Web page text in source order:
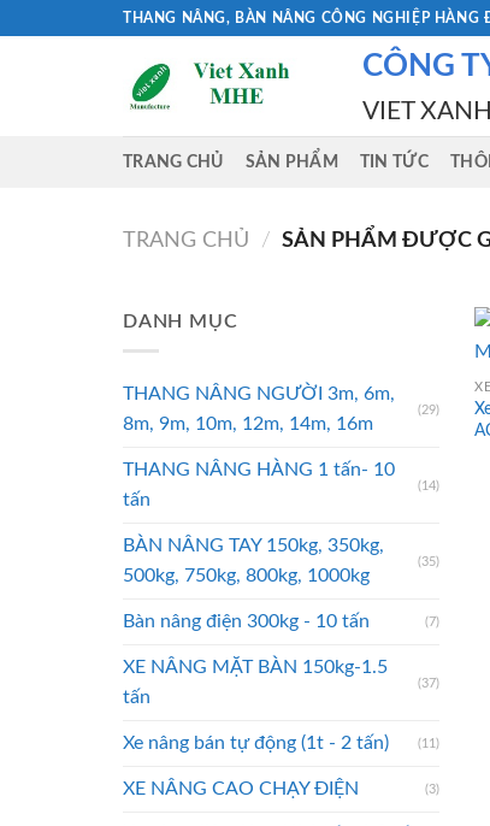
THANG NÂNG, BÀN NÂNG CÔNG NGHIỆP HÀNG
CÔNG
VIET
TRANG CHỦ SẢN PHẨM TIN TỨC
TRANG CHỦ / SẢN PHẨM ĐƯỢC
DANH MỤC
THANG NÂNG NGƯỜI 3m, 6m,
8m, 9m, 10m, 12m, 14m, 16m
(29)
THANG NÂNG HÀNG 1 tấn- 10
tấn
(14)
BÀN NÂNG TAY 150kg, 350kg,
500kg, 750kg, 800kg, 1000kg
(35)
Bàn nâng điện 300kg - 10 tấn (7)
XE NÂNG MẶT BÀN 150kg-1.5
tấn
(37)
Xe nâng bán tự động (1t - 2 tấn) (11)
XE NÂNG CAO CHẠY ĐIỆN (3)